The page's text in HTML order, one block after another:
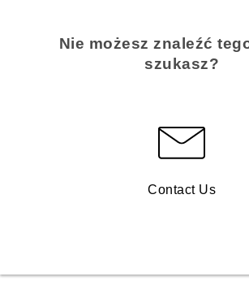
Nie możesz znaleźć
szukasz?
Contact Us